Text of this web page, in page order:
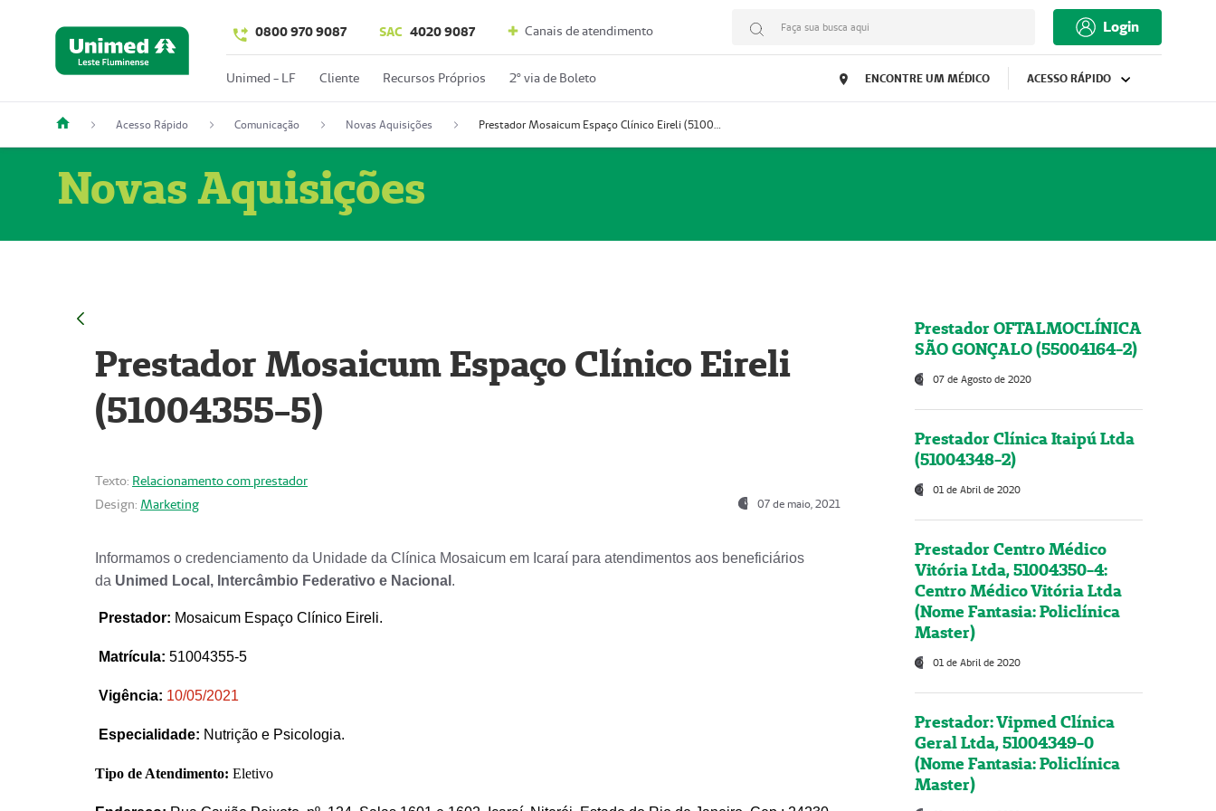
0800 970 9087 SAC 4020 9087 Canais de atendimento Faça sua busca aqui Login
Unimed - LF Cliente Recursos Próprios 2º via de Boleto ENCONTRE UM MÉDICO ACESSO RÁPIDO
Acesso Rápido Comunicação Novas Aquisições Prestador Mosaicum Espaço Clínico Eireli (51004355-5)
Novas Aquisições
Prestador Mosaicum Espaço Clínico Eireli
(51004355-5)
Texto: Relacionamento com prestador
Design: Marketing 07 de maio, 2021
Informamos o credenciamento da Unidade da Clínica Mosaicum em Icaraí para atendimentos aos beneficiários
da Unimed Local, Intercâmbio Federativo e Nacional .
Prestador: Mosaicum Espaço Clínico Eireli.
Matrícula: 51004355-5
Vigência: 10/05/2021
Especialidade: Nutrição e Psicologia.
Tipo de Atendimento: Eletivo
Prestador OFTALMOCLÍNICA
SÃO GONÇALO (55004164-2)
07 de Agosto de 2020
Prestador Clínica Itaipú Ltda
(51004348-2)
01 de Abril de 2020
Prestador Centro Médico
Vitória Ltda, 51004350-4:
Centro Médico Vitória Ltda
(Nome Fantasia: Policlínica
Master)
01 de Abril de 2020
Prestador: Vipmed Clínica
Geral Ltda, 51004349-0
(Nome Fantasia: Policlínica
Master)